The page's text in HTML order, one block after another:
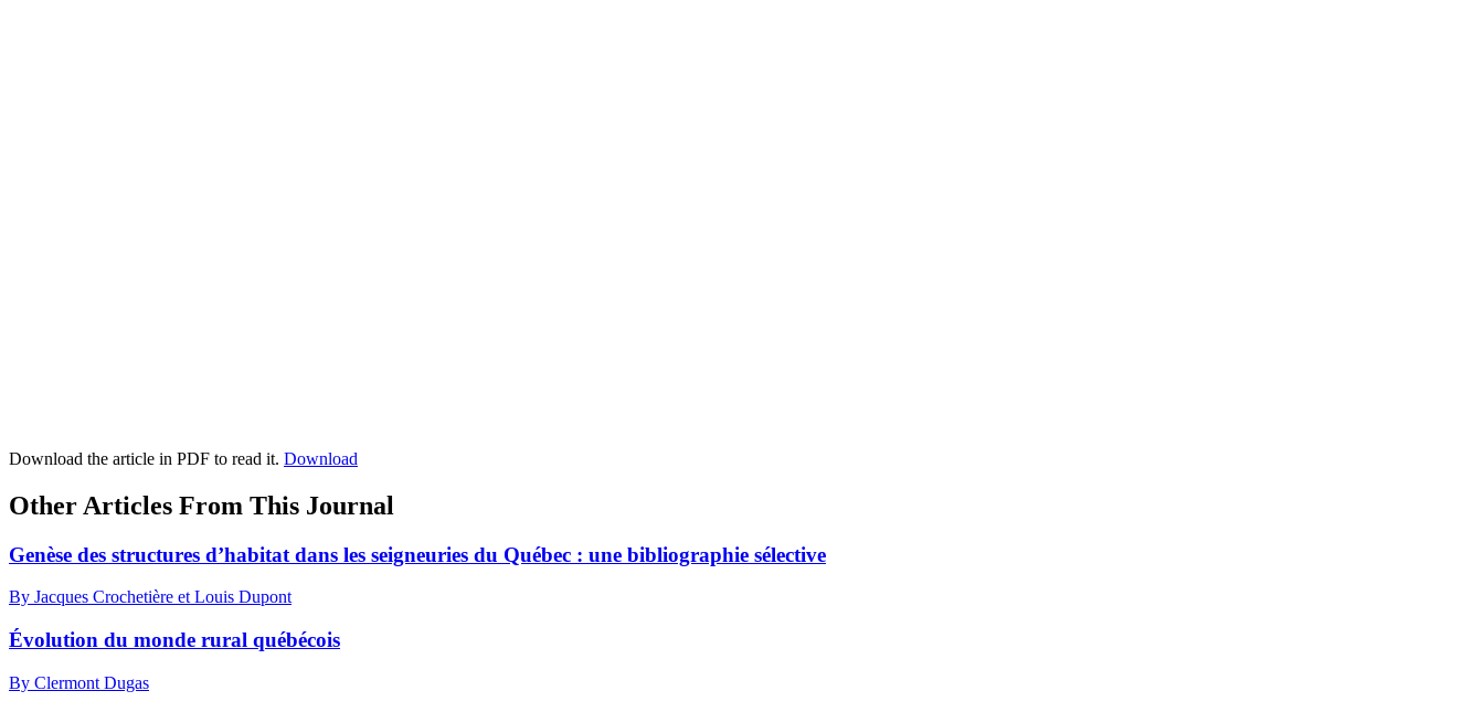
Download the article in PDF to read it. Download
Other Articles From This Journal
Genèse des structures d’habitat dans les seigneuries du Québec : une bibliographie sélective
By Jacques Crochetière et Louis Dupont
Évolution du monde rural québécois
By Clermont Dugas